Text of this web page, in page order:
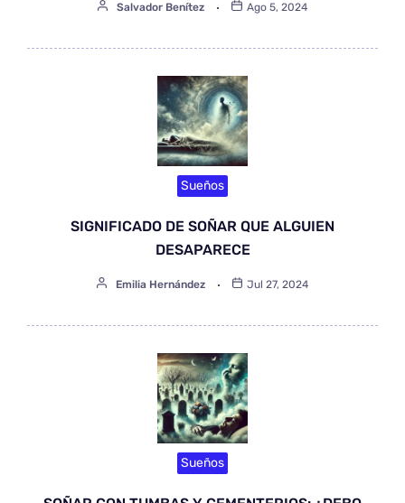
Salvador Benítez Ago 5, 2024
Sueños
SIGNIFICADO DE SOÑAR QUE ALGUIEN
DESAPARECE
Emilia Hernández Jul 27, 2024
Sueños